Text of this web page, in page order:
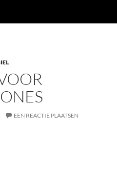
EEN REACTIE PLAATSEN